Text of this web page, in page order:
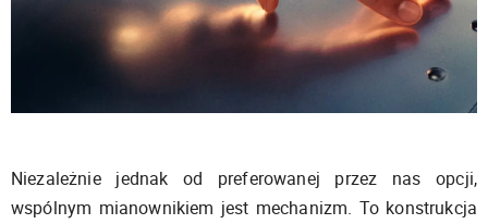
Niezależnie jednak od preferowanej przez nas opcji,
wspólnym mianownikiem jest mechanizm. To konstrukcja